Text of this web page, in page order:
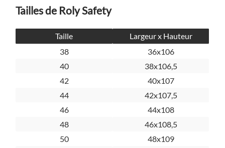
Tailles de Roly Safety
Taille
Largeur x Hauteur
38
36x106
40
38x106,5
42
40x107
44
42x107,5
46
44x108
48
46x108,5
50
48x109